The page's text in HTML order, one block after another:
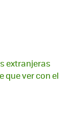
extranjeras
que ver con el